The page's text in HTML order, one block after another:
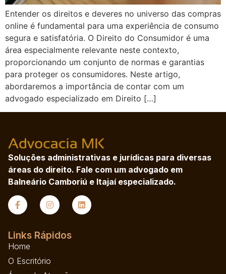
Entender os direitos e deveres no universo das compras
online é fundamental para uma experiência de consumo
segura e satisfatória. O Direito do Consumidor é uma
área especialmente relevante neste contexto,
proporcionando um conjunto de normas e garantias
para proteger os consumidores. Neste artigo,
abordaremos a importância de contar com um
advogado especializado em Direito […]
Soluções administrativas e jurídicas para diversas
áreas do direito. Fale com um advogado em
Balneário Camboriú e Itajaí especializado.
Links Rápidos
Home
O Escritório